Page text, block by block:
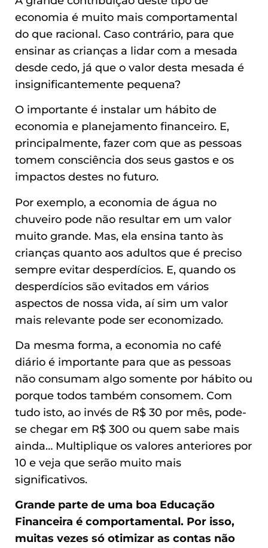
economia é muito mais comportamental
do que racional. Caso contrário, para que
ensinar as crianças a lidar com a mesada
desde cedo, já que o valor desta mesada é
insignificantemente pequena?
O importante é instalar um hábito de
economia e planejamento financeiro. E,
principalmente, fazer com que as pessoas
tomem consciência dos seus gastos e os
impactos destes no futuro.
Por exemplo, a economia de água no
chuveiro pode não resultar em um valor
muito grande. Mas, ela ensina tanto às
crianças quanto aos adultos que é preciso
sempre evitar desperdícios. E, quando os
desperdícios são evitados em vários
aspectos de nossa vida, aí sim um valor
mais relevante pode ser economizado.
Da mesma forma, a economia no café
diário é importante para que as pessoas
não consumam algo somente por hábito ou
porque todos também consomem. Com
tudo isto, ao invés de R$ 30 por mês, pode-
se chegar em R$ 300 ou quem sabe mais
ainda… Multiplique os valores anteriores por
10 e veja que serão muito mais
significativos.
Grande parte de uma boa Educação
Financeira é comportamental. Por isso,
muitas vezes só otimizar as contas não